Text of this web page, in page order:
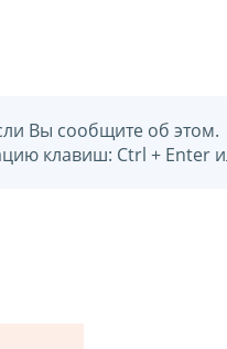
Вы сообщите об этом.
клавиш: Ctrl + Enter